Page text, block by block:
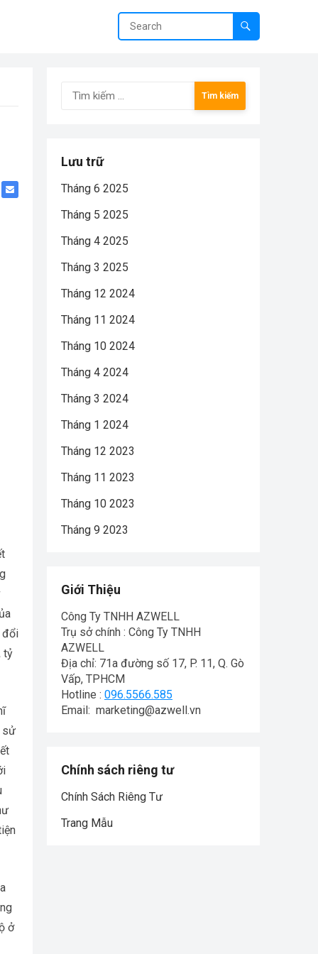
đổi
tỷ
sử
ở
Tìm
kiếm
Lưu trữ
Tháng 6 2025
Tháng 5 2025
Tháng 4 2025
Tháng 3 2025
Tháng 12 2024
Tháng 11 2024
Tháng 10 2024
Tháng 4 2024
Tháng 3 2024
Tháng 1 2024
Tháng 12 2023
Tháng 11 2023
Tháng 10 2023
Tháng 9 2023
Giới Thiệu
Công Ty TNHH AZWELL
Trụ sở chính : Công Ty TNHH
AZWELL
Địa chỉ: 71a đường số 17, P. 11, Q. Gò
Vấp, TPHCM
Hotline : 096.5566.585
Email: marketing@azwell.vn
Chính sách riêng tư
Chính Sách Riêng Tư
Trang Mẫu